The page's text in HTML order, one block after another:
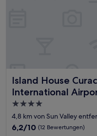
Island House
International
Island House Curacao
4.0-
Sterne-
Unterkunft
4,8 km von Sun Valley
6.2
6,2/10 (12 Bewertungen)